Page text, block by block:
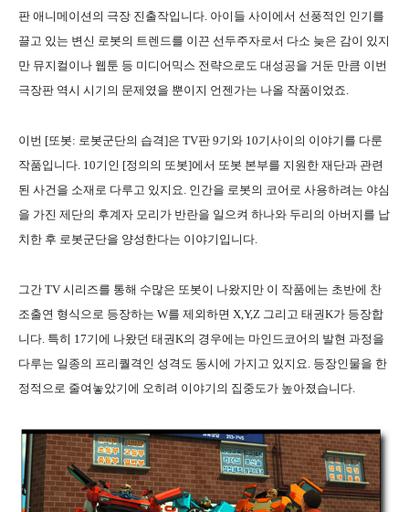
판 애니메이션의 극장 진출작입니다. 아이들 사이에서 선풍적인 인기를
끌고 있는 변신 로봇의 트렌드를 이끈 선두주자로서 다소 늦은 감이 있지
만 뮤지컬이나 웹툰 등 미디어믹스 전략으로도 대성공을 거둔 만큼 이번
극장판 역시 시기의 문제였을 뿐이지 언젠가는 나올 작품이었죠.
이번 [또봇: 로봇군단의 습격]은 TV판 9기와 10기사이의 이야기를 다룬
작품입니다. 10기인 [정의의 또봇]에서 또봇 본부를 지원한 재단과 관련
된 사건을 소재로 다루고 있지요. 인간을 로봇의 코어로 사용하려는 야심
을 가진 제단의 후계자 모리가 반란을 일으켜 하나와 두리의 아버지를 납
치한 후 로봇군단을 양성한다는 이야기입니다.
그간 TV 시리즈를 통해 수많은 또봇이 나왔지만 이 작품에는 초반에 찬
조출연 형식으로 등장하는 W를 제외하면 X,Y,Z 그리고 태권K가 등장합
니다. 특히 17기에 나왔던 태권K의 경우에는 마인드코어의 발현 과정을
다루는 일종의 프리퀄격인 성격도 동시에 가지고 있지요. 등장인물을 한
정적으로 줄여놓았기에 오히려 이야기의 집중도가 높아졌습니다.